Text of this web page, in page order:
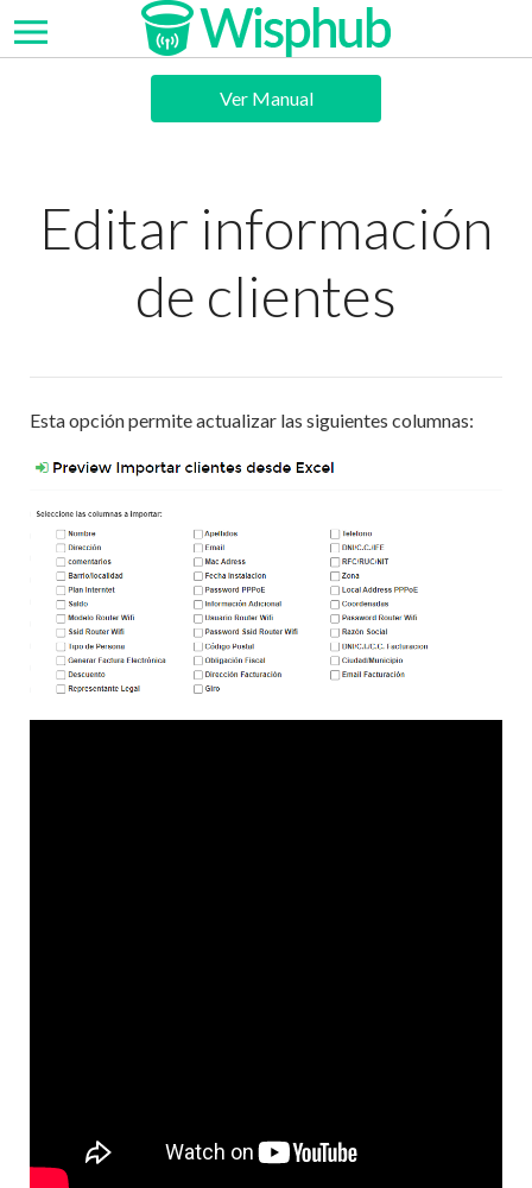
Ver Manual
Editar información
de clientes
Esta opción permite actualizar las siguientes columnas: